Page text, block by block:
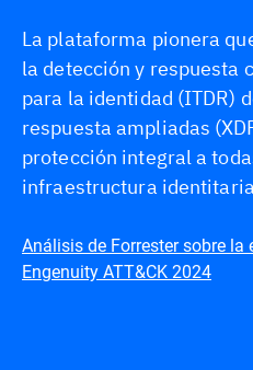
La plataforma pionera
la detección y respuesta
para la identidad (ITDR)
respuesta ampliadas
protección integral a
infraestructura
Análisis de Forrester sobre la
Engenuity ATT&CK 2024